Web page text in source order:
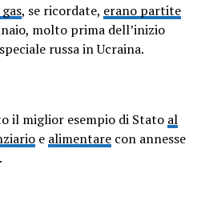
, se ricordate, erano partite
molto prima dell’inizio
russa in Ucraina.
il miglior esempio di Stato al
e alimentare con annesse